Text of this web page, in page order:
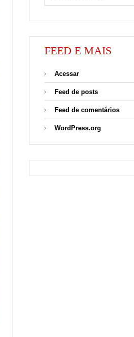
FEED E MAIS
Acessar
Feed de posts
Feed de comentários
WordPress.org